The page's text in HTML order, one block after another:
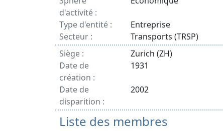
d'activité :
Type d'entité :
Entreprise
Secteur :
Transports (TRSP)
Siège :
Zurich (ZH)
Date de
création :
1931
Date de
disparition :
2002
Liste des membres